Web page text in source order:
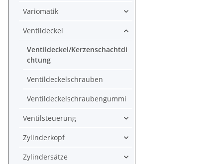
Variomatik
Ventildeckel
Ventildeckel/Kerzenschachtdi
chtung
Ventildeckelschrauben
Ventildeckelschraubengummi
Ventilsteuerung
Zylinderkopf
Zylindersätze